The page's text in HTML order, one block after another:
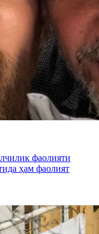
фаолияти
ҳам фаолият